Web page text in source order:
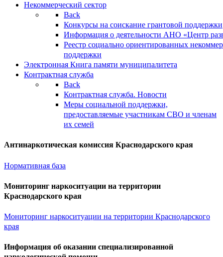
Некоммерческий сектор
Back
Конкурсы на соискание грантовой поддержки
Информация о деятельности АНО «Центр
Реестр социально ориентированных
поддержки
Электронная Книга памяти муниципалитета
Контрактная служба
Back
Контрактная служба. Новости
Меры социальной поддержки,
предоставляемые участникам СВО и членам
их семей
Антинаркотическая комиссия Краснодарского края
Нормативная база
Мониторинг наркоситуации на территории
Краснодарского края
Мониторинг наркоситуации на территории Краснодарского
края
Информация об оказании специализированной